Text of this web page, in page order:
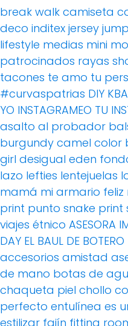
break walk camiseta
deco inditex jersey
lifestyle medias mini
patrocinados rayas
tacones te amo tu
#curvaspatrias DIY
YO INSTAGRAMEO TU
asalto al probador
burgundy camel color
girl desigual eden
lazo lefties lentejuelas
mamá mi armario feliz
print punto snake print
viajes étnico ASESORA
DAY EL BAUL DE BOTERO
accesorios amistad
de mano botas de
chaqueta piel chollo
perfecto entulínea es
estilizar fajín fitting